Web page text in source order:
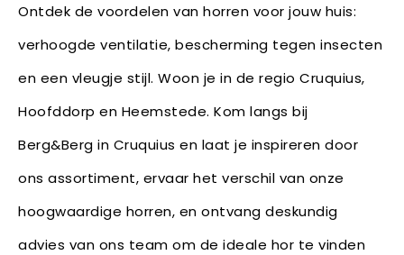
Ontdek de voordelen van horren voor jouw huis:
verhoogde ventilatie, bescherming tegen insecten
en een vleugje stijl. Woon je in de regio Cruquius,
Hoofddorp en Heemstede. Kom langs bij
Berg&Berg in Cruquius en laat je inspireren door
ons assortiment, ervaar het verschil van onze
hoogwaardige horren, en ontvang deskundig
advies van ons team om de ideale hor te vinden